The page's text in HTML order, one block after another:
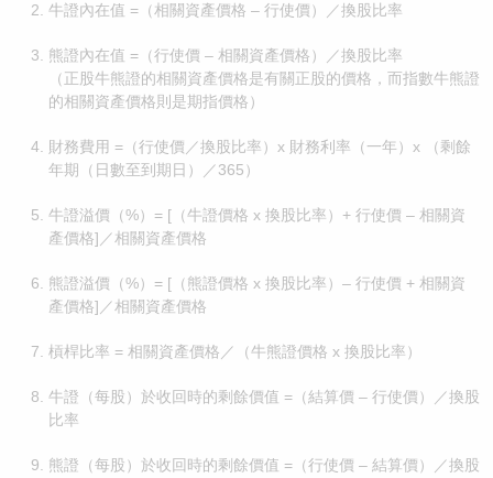
牛證內在值 =（相關資產價格 – 行使價）／換股比率
熊證內在值 =（行使價 – 相關資產價格）／換股比率
（正股牛熊證的相關資產價格是有關正股的價格，而指數牛熊證
的相關資產價格則是期指價格）
財務費用 =（行使價／換股比率）x 財務利率（一年）x （剩餘
年期（日數至到期日）／365）
牛證溢價（%）= [（牛證價格 x 換股比率）+ 行使價 – 相關資
產價格]／相關資產價格
熊證溢價（%）= [（熊證價格 x 換股比率）– 行使價 + 相關資
產價格]／相關資產價格
槓桿比率 = 相關資產價格／（牛熊證價格 x 換股比率）
牛證（每股）於收回時的剩餘價值 =（結算價 – 行使價）／換股
比率
熊證（每股）於收回時的剩餘價值 =（行使價 – 結算價）／換股